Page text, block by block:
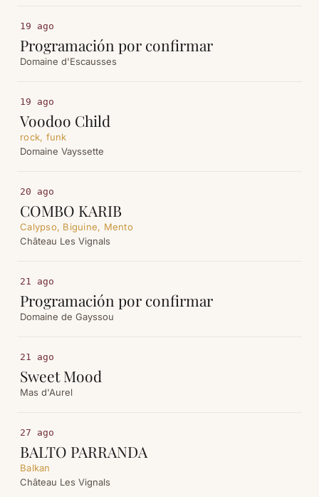
19 ago
Programación por confirmar
Domaine d'Escausses
19 ago
Voodoo Child
rock, funk
Domaine Vayssette
20 ago
COMBO KARIB
Calypso, Biguine, Mento
Château Les Vignals
21 ago
Programación por confirmar
Domaine de Gayssou
21 ago
Sweet Mood
Mas d'Aurel
27 ago
BALTO PARRANDA
Balkan
Château Les Vignals